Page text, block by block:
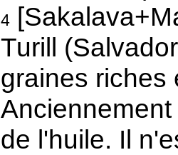
4
Turill
graines riches
de l'huile. Il